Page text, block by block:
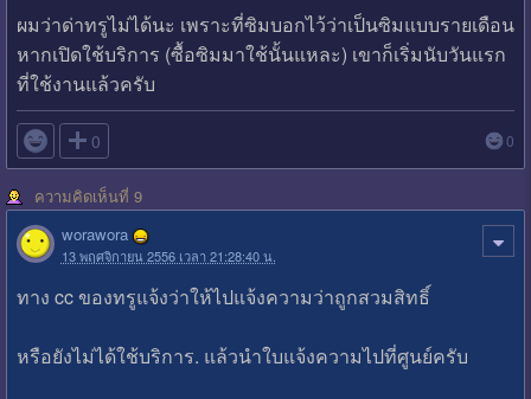
ผมว่าด่าทรูไม่ได้นะ เพราะที่ซิมบอกไว้ว่าเป็นซิมแบบรายเดือน
หากเปิดใช้บริการ (ซื้อซิมมาใช้นั้นแหละ) เขาก็เริ่มนับวันแรก
ที่ใช้งานแล้วครับ
 0 0
ความคิดเห็นที่ 9
worawora
13 พฤศจิกายน 2556 เวลา 21:28:40 น.
ทาง cc ของทรูแจ้งว่าให้ไปแจ้งความว่าถูกสวมสิทธิ์
หรือยังไม่ได้ใช้บริการ. แล้วนำใบแจ้งความไปที่ศูนย์ครับ